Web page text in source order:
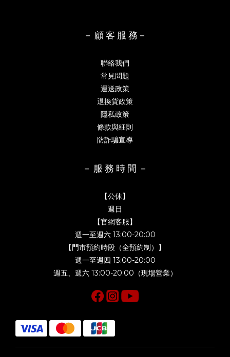
－ 顧 客 服 務－
聯絡我們
常見問題
運送政策
退換貨政策
隱私政策
條款與細則
防詐騙宣導
－ 服 務 時 間 －
【公休】
週日
【官網客服】
週一至週六 13:00-20:00
【門市預約時段（全預約制）】
週一至週四 13:00-20:00
週五、週六 13:00-20:00（現場營業）